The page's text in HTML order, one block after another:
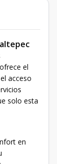
el
acceso
solo esta
en